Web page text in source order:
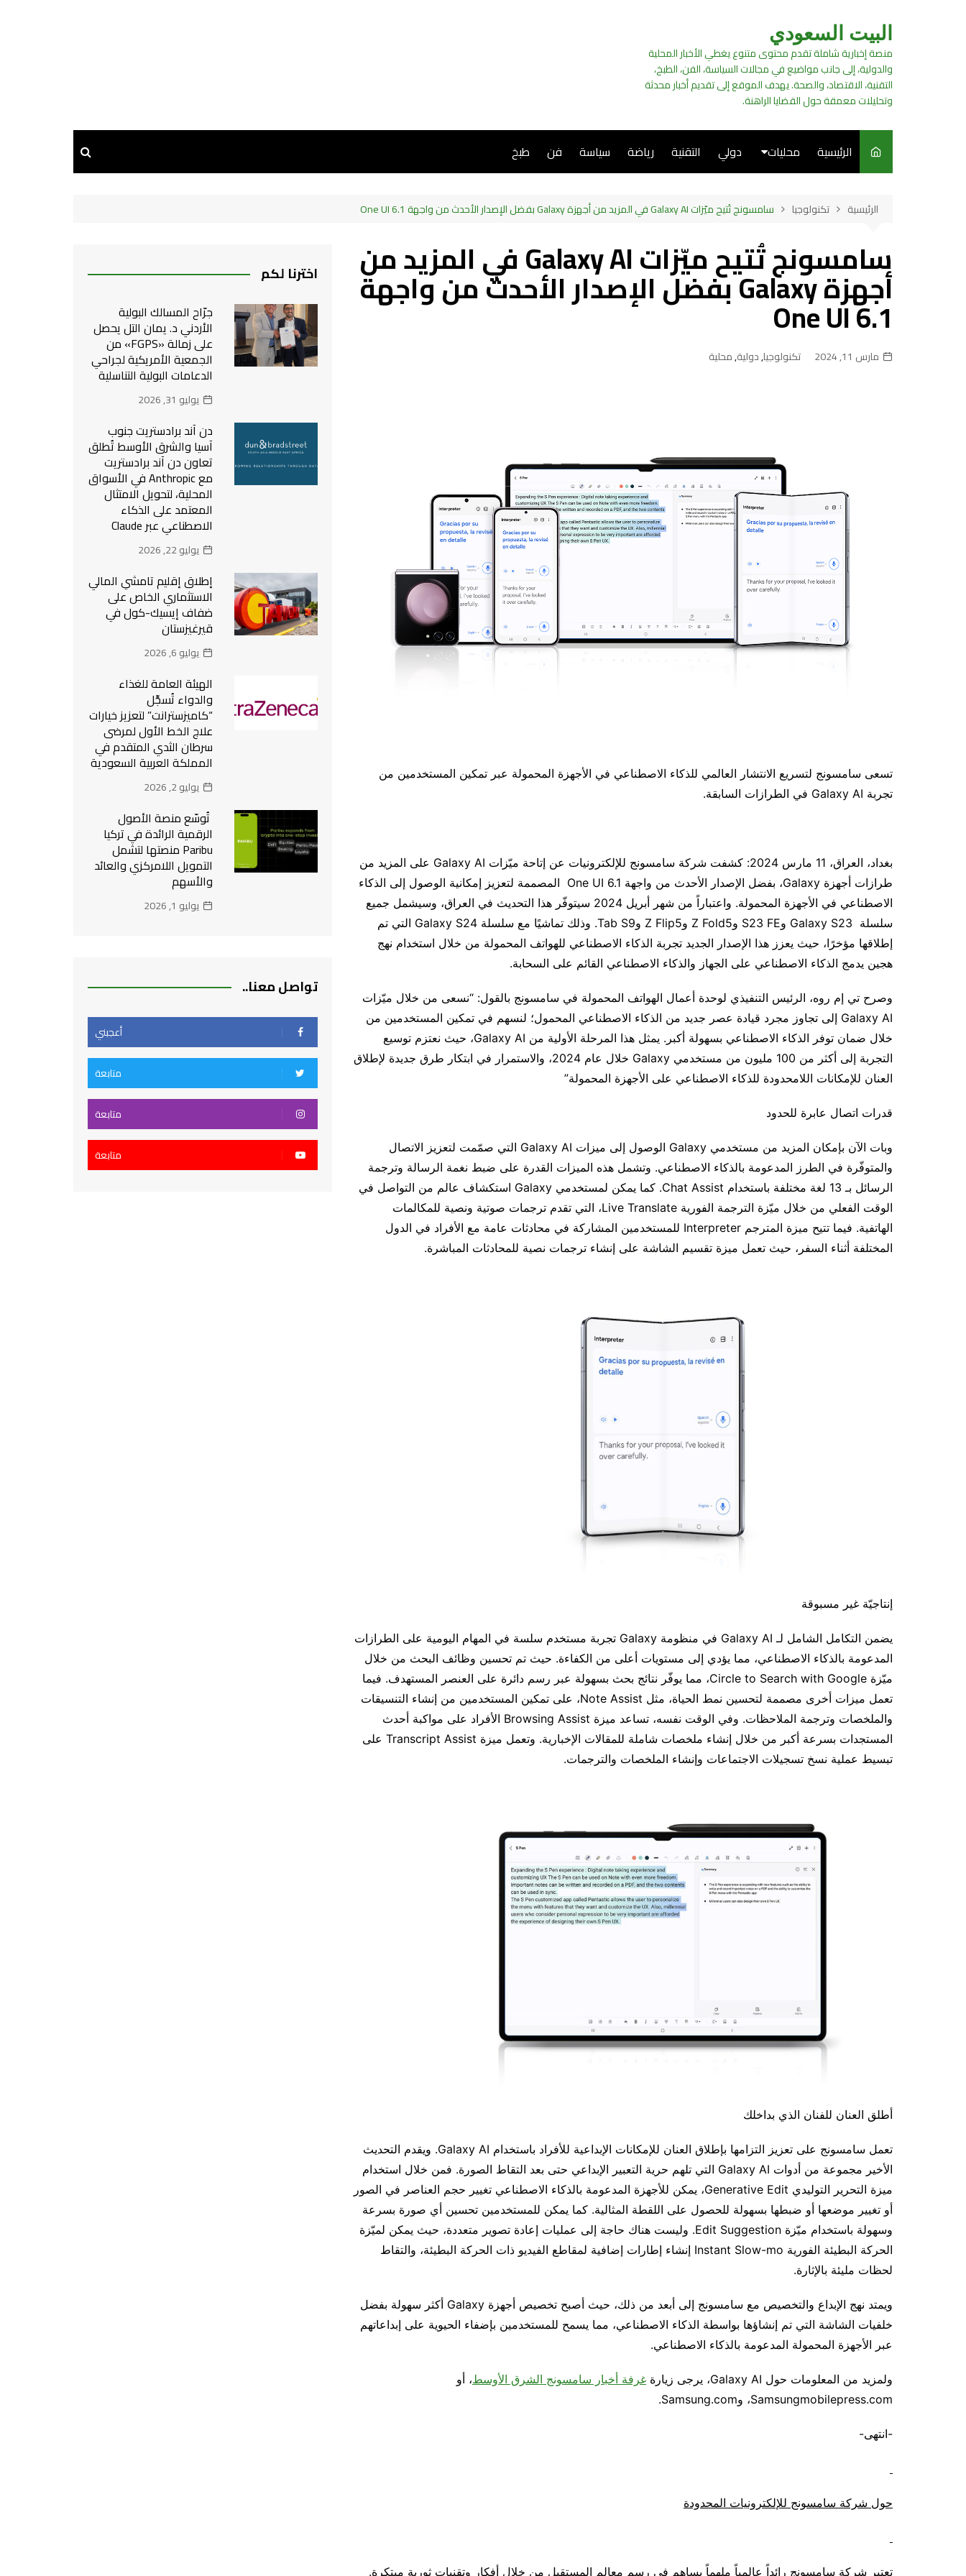
البيت السعودي
منصة إخبارية شاملة تقدم محتوى متنوع يغطي الأخبار المحلية
والدولية، إلى جانب مواضيع في مجالات السياسة، الفن، الطبخ،
التقنية، الاقتصاد، والصحة. يهدف الموقع إلى تقديم أخبار محدثة
وتحليلات معمقة حول القضايا الراهنة.
الرئيسية محليات
طبخ
دولي التقنية رياضة سياسة فن طبخ
الرئيسية تكنولوجيا سامسونج تُتيح ميّزات Galaxy AI في المزيد من أجهزة Galaxy بفضل الإصدار الأحدث من واجهة One UI 6.1
سامسونج تُتيح ميّزات Galaxy AI في المزيد من
أجهزة Galaxy بفضل الإصدار الأحدث من واجهة
One UI 6.1
مارس 11, 2024 تكنولوجيا,دولية,محلية
تسعى سامسونج لتسريع الانتشار العالمي للذكاء الاصطناعي في الأجهزة المحمولة عبر تمكين المستخدمين من
تجربة Galaxy AI في الطرازات السابقة.
بغداد، العراق، 11 مارس 2024: كشفت شركة سامسونج للإلكترونيات عن إتاحة ميّزات Galaxy AI على المزيد من
طرازات أجهزة Galaxy، بفضل الإصدار الأحدث من واجهة One UI 6.1 المصممة لتعزيز إمكانية الوصول إلى الذكاء
الاصطناعي في الأجهزة المحمولة. واعتباراً من شهر أبريل 2024 سيتوفّر هذا التحديث في العراق، وسيشمل جميع
سلسلة Galaxy S23 وS23 FE وZ Fold5 وZ Flip5 وTab S9. وذلك تماشيًا مع سلسلة Galaxy S24 التي تم
إطلاقها مؤخرًا، حيث يعزز هذا الإصدار الجديد تجربة الذكاء الاصطناعي للهواتف المحمولة من خلال استخدام نهج
هجين يدمج الذكاء الاصطناعي على الجهاز والذكاء الاصطناعي القائم على السحابة.
وصرح تي إم روه، الرئيس التنفيذي لوحدة أعمال الهواتف المحمولة في سامسونج بالقول: “نسعى من خلال ميّزات
Galaxy AI إلى تجاوز مجرد قيادة عصر جديد من الذكاء الاصطناعي المحمول؛ لنسهم في تمكين المستخدمين من
خلال ضمان توفر الذكاء الاصطناعي بسهولة أكبر. يمثل هذا المرحلة الأولية من Galaxy AI، حيث نعتزم توسيع
التجربة إلى أكثر من 100 مليون من مستخدمي Galaxy خلال عام 2024، والاستمرار في ابتكار طرق جديدة لإطلاق
العنان للإمكانات اللامحدودة للذكاء الاصطناعي على الأجهزة المحمولة”
قدرات اتصال عابرة للحدود
وبات الآن بإمكان المزيد من مستخدمي Galaxy الوصول إلى ميزات Galaxy AI التي صمّمت لتعزيز الاتصال
والمتوفّرة في الطرز المدعومة بالذكاء الاصطناعي. وتشمل هذه الميزات القدرة على ضبط نغمة الرسالة وترجمة
الرسائل بـ 13 لغة مختلفة باستخدام Chat Assist. كما يمكن لمستخدمي Galaxy استكشاف عالم من التواصل في
الوقت الفعلي من خلال ميّزة الترجمة الفورية Live Translate، التي تقدم ترجمات صوتية ونصية للمكالمات
الهاتفية. فيما تتيح ميزة المترجم Interpreter للمستخدمين المشاركة في محادثات عامة مع الأفراد في الدول
المختلفة أثناء السفر، حيث تعمل ميزة تقسيم الشاشة على إنشاء ترجمات نصية للمحادثات المباشرة.
إنتاجيّة غير مسبوقة
يضمن التكامل الشامل لـ Galaxy AI في منظومة Galaxy تجربة مستخدم سلسة في المهام اليومية على الطرازات
المدعومة بالذكاء الاصطناعي، مما يؤدي إلى مستويات أعلى من الكفاءة. حيث تم تحسين وظائف البحث من خلال
ميّزة Circle to Search with Google، مما يوفّر نتائج بحث بسهولة عبر رسم دائرة على العنصر المستهدف. فيما
تعمل ميزات أخرى مصممة لتحسين نمط الحياة، مثل Note Assist، على تمكين المستخدمين من إنشاء التنسيقات
والملخصات وترجمة الملاحظات. وفي الوقت نفسه، تساعد ميزة Browsing Assist الأفراد على مواكبة أحدث
المستجدات بسرعة أكبر من خلال إنشاء ملخصات شاملة للمقالات الإخبارية. وتعمل ميزة Transcript Assist على
تبسيط عملية نسخ تسجيلات الاجتماعات وإنشاء الملخصات والترجمات.
أطلق العنان للفنان الذي بداخلك
تعمل سامسونج على تعزيز التزامها بإطلاق العنان للإمكانات الإبداعية للأفراد باستخدام Galaxy AI. ويقدم التحديث
الأخير مجموعة من أدوات Galaxy AI التي تلهم حرية التعبير الإبداعي حتى بعد التقاط الصورة. فمن خلال استخدام
ميزة التحرير التوليدي Generative Edit، يمكن للأجهزة المدعومة بالذكاء الاصطناعي تغيير حجم العناصر في الصور
أو تغيير موضعها أو ضبطها بسهولة للحصول على اللقطة المثالية. كما يمكن للمستخدمين تحسين أي صورة بسرعة
وسهولة باستخدام ميّزة Edit Suggestion. وليست هناك حاجة إلى عمليات إعادة تصوير متعددة، حيث يمكن لميّزة
الحركة البطيئة الفورية Instant Slow-mo إنشاء إطارات إضافية لمقاطع الفيديو ذات الحركة البطيئة، والتقاط
لحظات مليئة بالإثارة.
ويمتد نهج الإبداع والتخصيص مع سامسونج إلى أبعد من ذلك، حيث أصبح تخصيص أجهزة Galaxy أكثر سهولة بفضل
خلفيات الشاشة التي تم إنشاؤها بواسطة الذكاء الاصطناعي، مما يسمح للمستخدمين بإضفاء الحيوية على إبداعاتهم
عبر الأجهزة المحمولة المدعومة بالذكاء الاصطناعي.
ولمزيد من المعلومات حول Galaxy AI، يرجى زيارة غرفة أخبار سامسونج الشرق الأوسط، أو
Samsungmobilepress.com، وSamsung.com.
-انتهى-
حول شركة سامسونج للإلكترونيات المحدودة
تعتبر شركة سامسونج رائداً عالمياً ملهماً يساهم في رسم معالم المستقبل من خلال أفكار وتقنيات ثورية مبتكرة.
اخترنا لكم
جرّاح المسالك البولية
الأردني د. يمان التل يحصل
على زمالة «FGPS» من
الجمعية الأمريكية لجراحي
الدعامات البولية التناسلية
يوليو 31, 2026
دن آند برادستريت جنوب
آسيا والشرق الأوسط تُطلق
تعاون دن آند برادستريت
مع Anthropic في الأسواق
المحلية، لتحويل الامتثال
المعتمد على الذكاء
الاصطناعي عبر Claude
يوليو 22, 2026
إطلاق إقليم تامشي المالي
الاستثماري الخاص على
ضفاف إيسيك-كول في
قيرغيزستان
يوليو 6, 2026
الهيئة العامة للغذاء
والدواء تُسجِّل
“كاميزسترانت” لتعزيز خيارات
علاج الخط الأول لمرضى
سرطان الثدي المتقدم في
المملكة العربية السعودية
يوليو 2, 2026
تُوسّع منصة الأصول
الرقمية الرائدة في تركيا
Paribu منصتها لتشمل
التمويل اللامركزي والعائد
والأسهم
يوليو 1, 2026
تواصل معنا..
أعجبني
متابعة
متابعة
متابعة